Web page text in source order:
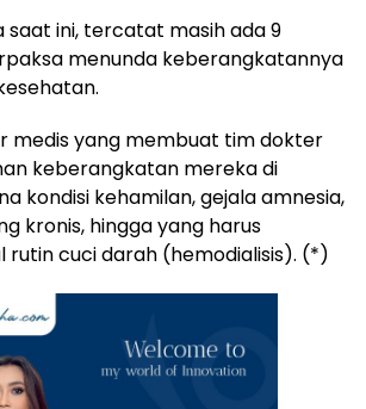
saat ini, tercatat masih ada 9
menunda keberangkatannya
medis yang membuat tim dokter
keberangkatan mereka di
kondisi kehamilan, gejala amnesia,
kronis, hingga yang harus
rutin cuci darah (hemodialisis). (*)